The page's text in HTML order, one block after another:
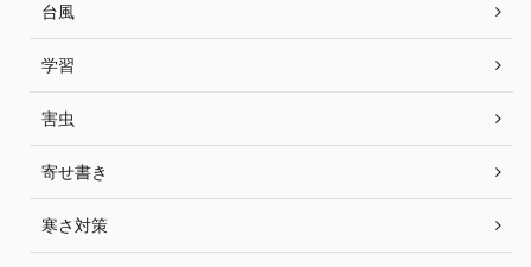
台風
学習
害虫
寄せ書き
寒さ対策